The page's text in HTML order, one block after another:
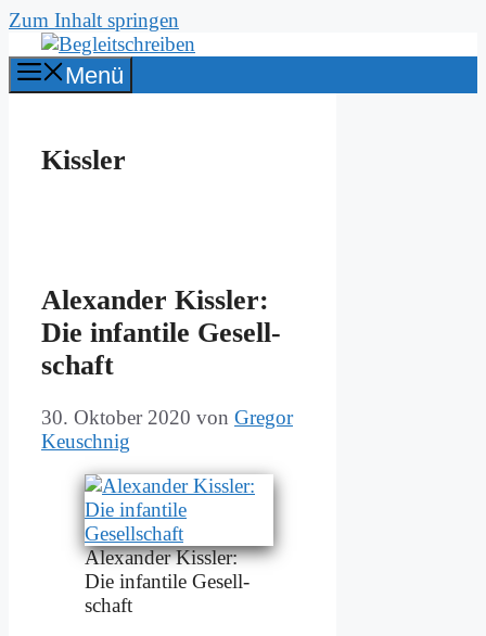
Zum Inhalt springen
Menü
Kissler
Alex­an­der Kiss­ler:
Die in­fan­ti­le Ge­sell­
schaft
30. Oktober 2020 von Gregor
Keuschnig
Alex­an­der Kiss­ler:
Die in­fan­ti­le Ge­sell­
schaft